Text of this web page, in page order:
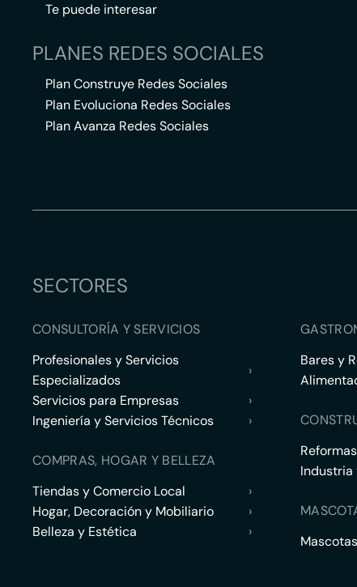
Te puede interesar
PLANES REDES SOCIALES
Plan Construye Redes Sociales
Plan Evoluciona Redes Sociales
Plan Avanza Redes Sociales
SECTORES
CONSULTORÍA Y SERVICIOS
Profesionales y Servicios
Especializados
›
Servicios para Empresas
›
Ingeniería y Servicios Técnicos
›
COMPRAS, HOGAR Y BELLEZA
Tiendas y Comercio Local
›
Hogar, Decoración y Mobiliario
›
Belleza y Estética
›
Bares y
Industria